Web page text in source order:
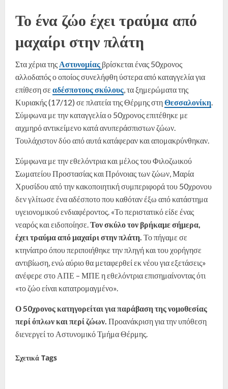
Το ένα ζώο έχει τραύμα από
μαχαίρι στην πλάτη
Στα χέρια της Αστυνομίας βρίσκεται ένας 50χρονος
αλλοδαπός ο οποίος συνελήφθη ύστερα από καταγγελία για
επίθεση σε αδέσποτους σκύλους, τα ξημερώματα της
Κυριακής (17/12) σε πλατεία της Θέρμης στηΘεσσαλονίκη.
Σύμφωνα με την καταγγελία ο 50χρονος επιτέθηκε με
αιχμηρό αντικείμενο κατά ανυπεράσπιστων ζώων.
Τουλάχιστον δύο από αυτά κατάφεραν και απομακρύνθηκαν.
Σύμφωνα με την εθελόντρια και μέλος του Φιλοζωικού
Σωματείου Προστασίας και Πρόνοιας των ζώων, Μαρία
Χρυσίδου από την κακοποιητική συμπεριφορά του 50χρονου
δεν γλίτωσε ένα αδέσποτο που καθόταν έξω από κατάστημα
υγειονομικού ενδιαφέροντος. «Το περιστατικό είδε ένας
νεαρός και ειδοποίησε.Τον σκύλο τον βρήκαμε σήμερα,
έχει τραύμα από μαχαίρι στην πλάτη. Το πήγαμε σε
κτηνίατρο όπου περιποιήθηκε την πληγή και του χορήγησε
αντιβίωση, ενώ αύριο θα μεταφερθεί εκ νέου για εξετάσεις»
ανέφερε στο ΑΠΕ – ΜΠΕ η εθελόντρια επισημαίνοντας ότι
«το ζώο είναι κατατρομαγμένο».
Ο 50χρονος κατηγορείται για παράβαση της νομοθεσίας
περί όπλων και περί ζώων. Προανάκριση για την υπόθεση
διενεργεί το Αστυνομικό Τμήμα Θέρμης.
Σχετικά Tags